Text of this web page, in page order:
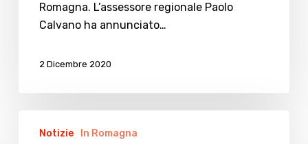
Romagna. L’assessore regionale Paolo
Calvano ha annunciato…
2 Dicembre 2020
Notizie In Romagna